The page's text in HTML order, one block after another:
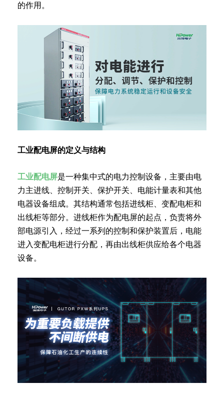
的作用。
工业配电屏的定义与结构
工业配电屏是一种集中式的电力控制设备，主要由电
力主进线、控制开关、保护开关、电能计量表和其他
电器设备组成。其结构通常包括进线柜、变配电柜和
出线柜等部分。进线柜作为配电屏的起点，负责将外
部电源引入，经过一系列的控制和保护装置后，电能
进入变配电柜进行分配，再由出线柜供应给各个电器
设备。